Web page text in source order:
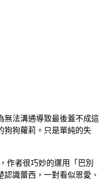
法溝通導致最後蓋不成這
狗狗蘿莉。只是單純的失
作者很巧妙的運用「巴別
識蕾西，一對看似恩愛、